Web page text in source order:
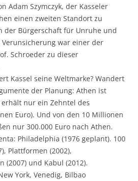
Adam Szymczyk, der Kasseler
einen zweiten Standort zu
der Bürgerschaft für Unruhe und
war einer der
Schroeder zu dieser
Kassel seine Weltmarke? Wandert
der Planung: Athen ist
nur ein Zehntel des
Euro). Und von den 10 Millionen
nur 300.000 Euro nach Athen.
Philadelphia (1976 geplant). 100
Plattformen (2002),
(2007) und Kabul (2012).
York, Venedig, Bilbao